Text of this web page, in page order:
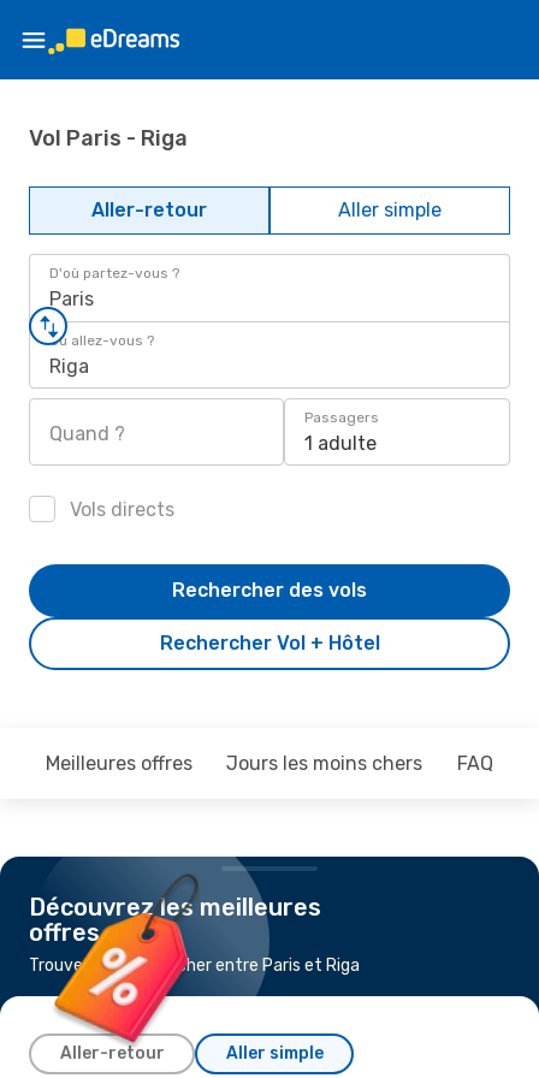
Vol Paris - Riga
Aller-retour Aller simple
D'où partez-vous ?
Paris
Où allez-vous ?
Riga
Quand ?
Passagers
1 adulte
Vols directs
Rechercher Vol + Hôtel
Rechercher des vols
Meilleures offres Jours les moins chers FAQ
Découvrez les meilleures
offres
Trouvez un vol pas cher entre Paris et Riga
Aller-retour Aller simple